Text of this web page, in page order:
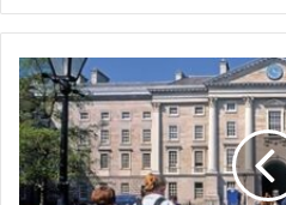
টিউশন
ফি
ছাড়াই
আয়ারল্যান্ডে
উচ্চশিক্ষার
সুযোগ: